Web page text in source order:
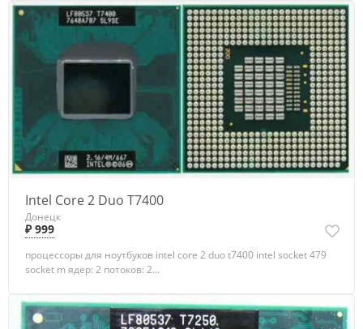
Intel Core 2 Duo T7400
Донецк
₽ 999
процессоры для ноутбуков intel core 2 duo t7400 intel socket 479
socket m ядер: 2 потоков: 2...